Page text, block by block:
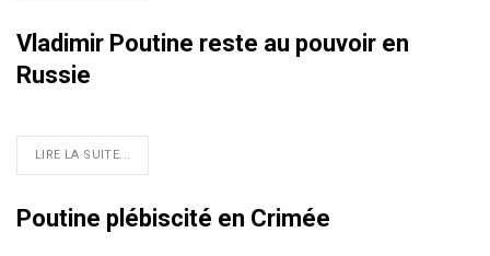
Vladimir Poutine reste au pouvoir en
Russie
LIRE LA SUITE...
Poutine plébiscité en Crimée